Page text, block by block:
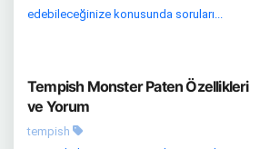
edebileceğinize konusunda soruları...
Tempish Monster Paten Özellikleri
ve Yorum
tempish